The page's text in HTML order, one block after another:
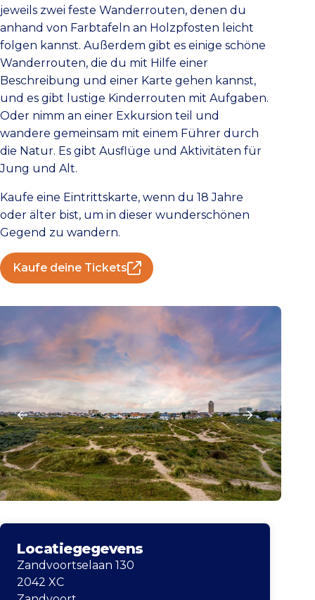
jeweils zwei feste Wanderrouten, denen du
anhand von Farbtafeln an Holzpfosten leicht
folgen kannst. Außerdem gibt es einige schöne
Wanderrouten, die du mit Hilfe einer
Beschreibung und einer Karte gehen kannst,
und es gibt lustige Kinderrouten mit Aufgaben.
Oder nimm an einer Exkursion teil und
wandere gemeinsam mit einem Führer durch
die Natur. Es gibt Ausflüge und Aktivitäten für
Jung und Alt.
Kaufe eine Eintrittskarte, wenn du 18 Jahre
oder älter bist, um in dieser wunderschönen
Gegend zu wandern.
Kaufe deine Tickets
Locatiegegevens
Zandvoortselaan 130
2042 XC